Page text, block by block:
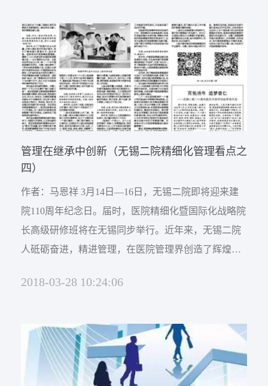
下是全民健康，健康融入一切政策和一切方面，护理
不论是对于患者还...
管理在继承中创新（无锡二院精细化管理看点之
四）
作者：马恩祥 3月14日—16日，无锡二院即将迎来建
院110周年纪念日。届时，医院精细化暨国际化战略院
长高级研修班将在无锡同步举行。近年来，无锡二院
人砥砺奋进，精进管理，在医院管理界创造了辉煌的
管理是向内向外的双重精细化，精细化意味着继承和
适合当前与未来的新管理。3月5日《健康报》管理周
刊版的对话栏目用半个版面...
2018-03-28 10:24:06